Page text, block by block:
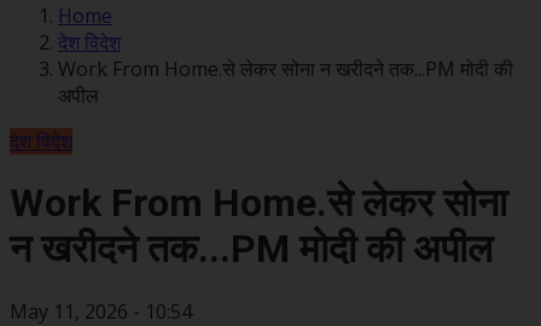
Home
देश विदेश
Work From Home.से लेकर सोना न खरीदने तक...PM मोदी की
अपील
देश विदेश
Work From Home.से लेकर सोना
न खरीदने तक...PM मोदी की अपील
May 11, 2026 - 10:54